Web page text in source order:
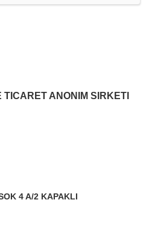
ANONIM SIRKETI
4 A/2 KAPAKLI